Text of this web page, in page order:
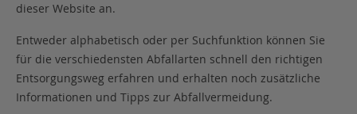
dieser Website an.
Entweder alphabetisch oder per Suchfunktion können Sie
für die verschiedensten Abfallarten schnell den richtigen
Entsorgungsweg erfahren und erhalten noch zusätzliche
Informationen und Tipps zur Abfallvermeidung.